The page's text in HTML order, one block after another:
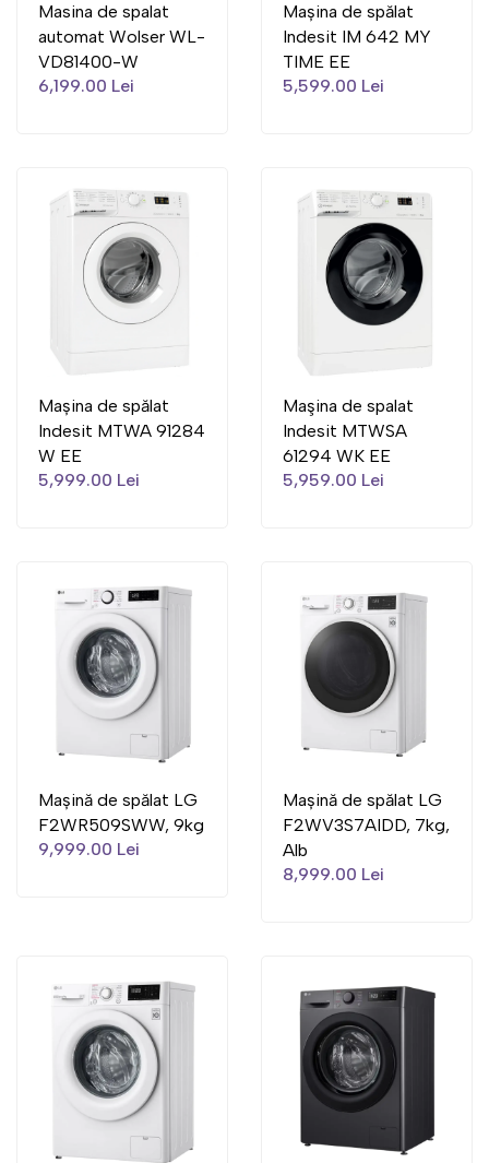
Masina de spalat
automat Wolser WL-
VD81400-W
6,199.00 Lei
Mașina de spălat
Indesit IM 642 MY
TIME EE
5,599.00 Lei
Mașina de spălat
Indesit MTWA 91284
W EE
5,999.00 Lei
Maşina de spalat
Indesit MTWSA
61294 WK EE
5,959.00 Lei
Mașină de spălat LG
F2WR509SWW, 9kg
9,999.00 Lei
Mașină de spălat LG
F2WV3S7AIDD, 7kg,
Alb
8,999.00 Lei